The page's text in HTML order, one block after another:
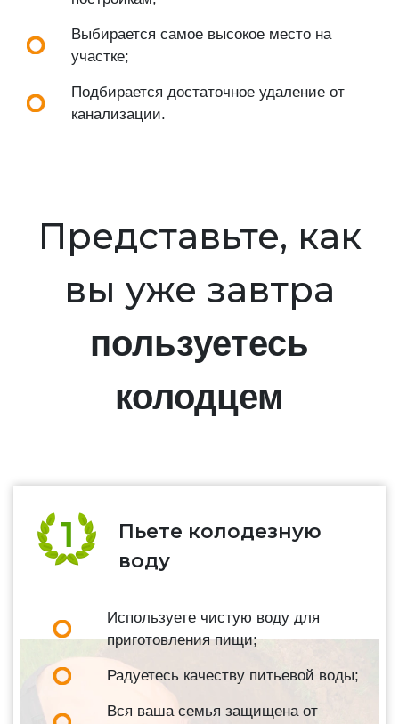
Выбирается самое высокое место на
участке;
Подбирается достаточное удаление от
канализации.
Представьте, как
вы уже завтра
пользуетесь
колодцем
Пьете колодезную
воду
Используете чистую воду для
приготовления пищи;
Радуетесь качеству питьевой воды;
Вся ваша семья защищена от